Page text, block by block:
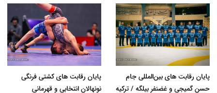
پایان رقابت های بین‌المللی جام
حسن گمیجی و غضنفر بیلگه / ترکیه
پایان رقابت های کشتی فرنگی
نونهالان انتخابی و قهرمانی